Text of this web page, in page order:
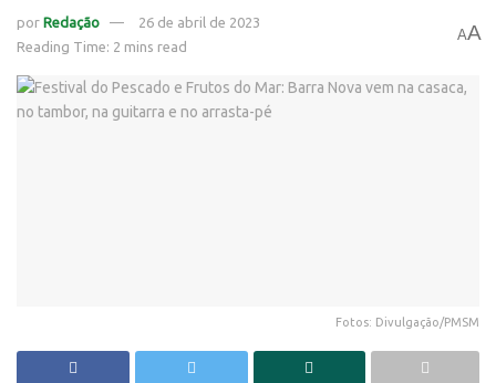
por Redação
26 de abril de 2023
Reading Time: 2 mins read
AA
Fotos: Divulgação/PMSM